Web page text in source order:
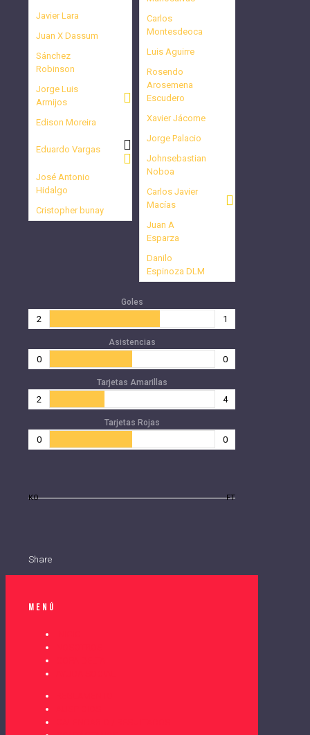
Javier Lara
Juan X Dassum
Sánchez
Robinson
Jorge Luis
Armijos
Edison Moreira
Eduardo Vargas
José Antonio
Hidalgo
Cristopher bunay
Carlos
Montesdeoca
Luis Aguirre
Rosendo
Arosemena
Escudero
Xavier Jácome
Jorge Palacio
Johnsebastian
Noboa
Carlos Javier
Macías
Juan A
Esparza
Danilo
Espinoza DLM
Goles
2 1
Asistencias
0 0
Tarjetas Amarillas
2 4
Tarjetas Rojas
0 0
KO FT
Share
Menú